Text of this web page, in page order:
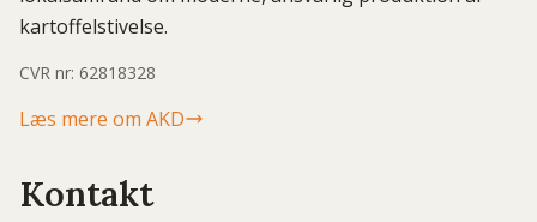
kartoffelstivelse.
CVR nr: 62818328
Læs mere om AKD
Kontakt